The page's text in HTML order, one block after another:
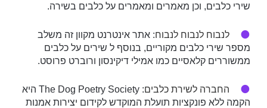
שירי כלבים, וכן מאמרים ומאמרים על כלבים בשירה.
לנבוח לנבוח לנבוח: אתר אינטרנט מקוון זה משלב
מספר שירי כלבים מקוריים, בנוסף ל שירים על כלבים
ממשוררים קלאסיים כמו אמילי דיקינסון ורוברט פרוסט.
החברה לשירת כלבים
: The Dog Poetry Society היא
הקמה ללא פונקציות תועלת המוקדש לקידום יצירות אמנות